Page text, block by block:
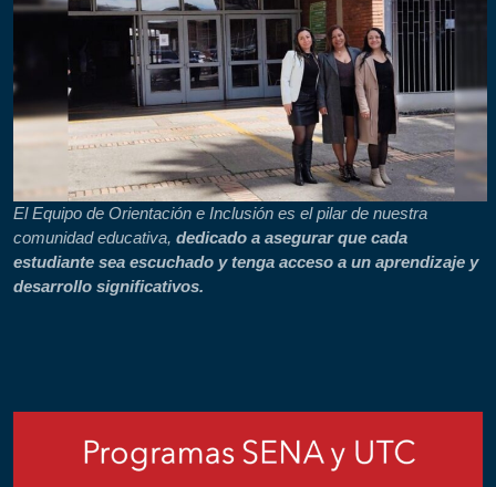
El Equipo de Orientación e Inclusión es el pilar de nuestra
comunidad educativa, dedicado a asegurar que cada
estudiante sea escuchado y tenga acceso a un aprendizaje y
desarrollo significativos.